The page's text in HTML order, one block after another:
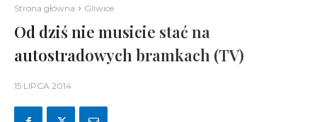
Strona główna Gliwice
Od dziś nie musicie stać na
autostradowych bramkach (TV)
15 LIPCA 2014